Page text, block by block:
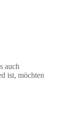
auch
ist, möchten